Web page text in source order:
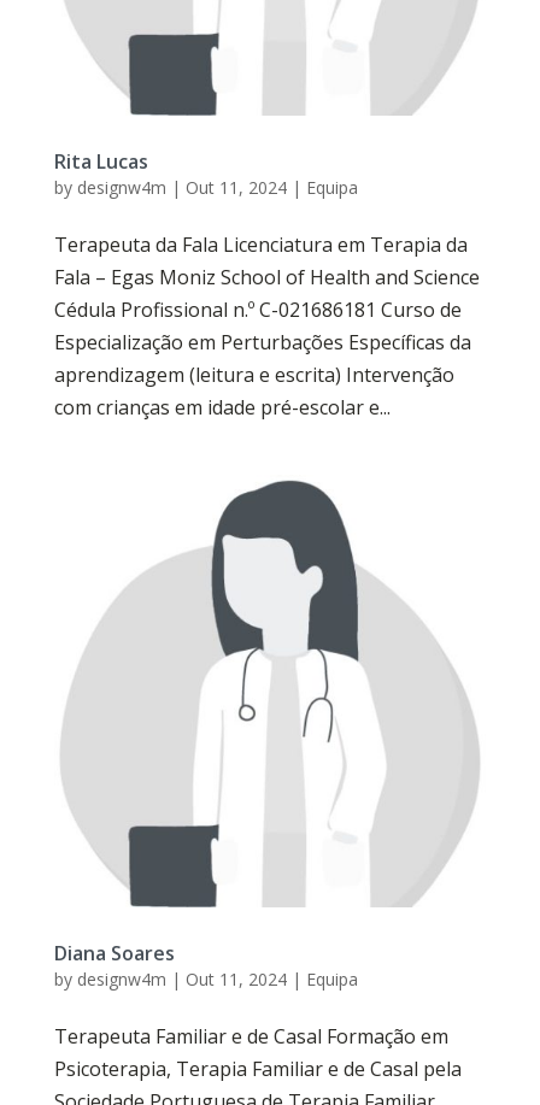
Rita Lucas
by designw4m | Out 11, 2024| Equipa
Terapeuta da Fala Licenciatura em Terapia da
Fala – Egas Moniz School of Health and Science
Cédula Profissional n.º C-021686181 Curso de
Especialização em Perturbações Específicas da
aprendizagem (leitura e escrita) Intervenção
com crianças em idade pré-escolar e...
Diana Soares
by designw4m | Out 11, 2024| Equipa
Terapeuta Familiar e de Casal Formação em
Psicoterapia, Terapia Familiar e de Casal pela